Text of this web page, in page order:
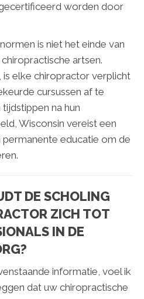
worden door
is niet het einde van
artsen.
is elke chiropractor verplicht
cursussen af te
na hun
Wisconsin vereist een
permanente educatie om de
DE SCHOLING
ZICH TOT
IN DE
informatie, voel ik
dat uw chiropractische